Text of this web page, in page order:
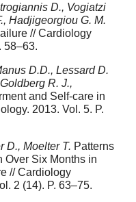
D., Vogiatzi
Hadjigeorgiou G. M.
// Cardiology
58–63.
D.D., Lessard D.
R. J.,
and Self-care in
2013. Vol. 5. P.
D., Moelter T. Patterns
Over Six Months in
// Cardiology
2 (14). P. 63–75.